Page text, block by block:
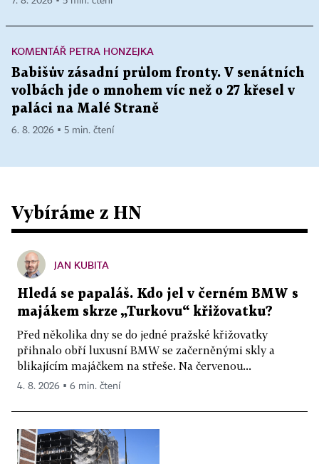
KOMENTÁŘ PETRA HONZEJKA
Babišův zásadní průlom fronty. V senátních
volbách jde o mnohem víc než o 27 křesel v
paláci na Malé Straně
6. 8. 2026 ▪ 5 min. čtení
Vybíráme z HN
JAN KUBITA
Hledá se papaláš. Kdo jel v černém BMW s
majákem skrze „Turkovu“ křižovatku?
Před několika dny se do jedné pražské křižovatky
přihnalo obří luxusní BMW se začerněnými skly a
blikajícím majáčkem na střeše. Na červenou...
4. 8. 2026 ▪ 6 min. čtení